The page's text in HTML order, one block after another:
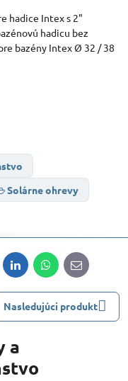
hadice Intex s 2"
hadicu bez
bazény Intex Ø 32 / 38
Solárne ohrevy
LinkedInWhatsApp
E-
mail
Nasledujúci produkt
a